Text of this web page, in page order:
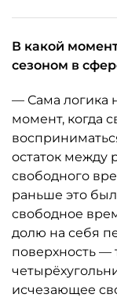
В какой
сезоном в
— Сама логика
момент, когда
остаток между
свободного
раньше это
свободное
долю на себя
поверхность —
исчезающее